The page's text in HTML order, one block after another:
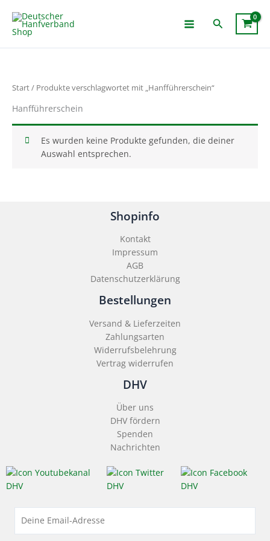
Inhalt
springen
Suchen
Start/ Produkte verschlagwortet mit „Hanfführerschein“
Hanfführerschein
Es wurden keine Produkte gefunden, die deiner
Auswahl entsprechen.
Shopinfo
Kontakt
Impressum
AGB
Datenschutzerklärung
Bestellungen
Versand & Lieferzeiten
Zahlungsarten
Widerrufsbelehrung
Vertrag widerrufen
DHV
Über uns
DHV fördern
Spenden
Nachrichten